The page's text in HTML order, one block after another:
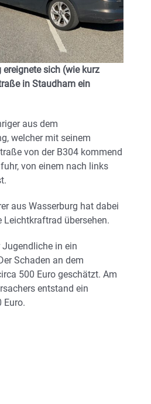
sich (wie kurz
in Staudham ein
aus dem
welcher mit seinem
von der B304 kommend
von einem nach links
aus Wasserburg hat dabei
übersehen.
in ein
Schaden an dem
500 Euro geschätzt. Am
entstand ein
Euro.